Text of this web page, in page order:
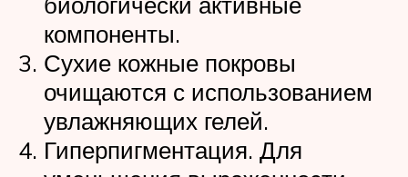
компоненты.
Сухие кожные покровы
очищаются с использованием
увлажняющих гелей.
Гиперпигментация. Для